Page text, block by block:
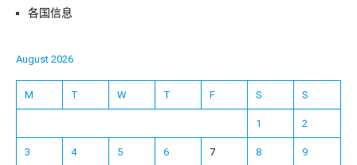
各国信息
August 2026
M T W T F S S
1 2
3 4 5 6 7 8 9